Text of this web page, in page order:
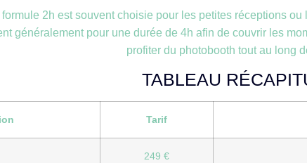
2h est souvent choisie pour les petites réceptions
généralement pour une durée de 4h afin de couvrir les
profiter du photobooth tout au long
TABLEAU
Tarif
249 €